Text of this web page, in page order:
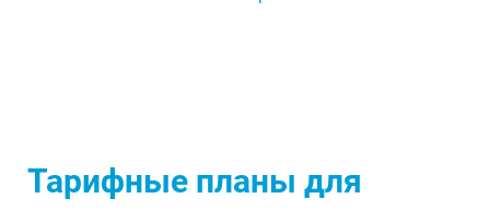
Тарифные планы для